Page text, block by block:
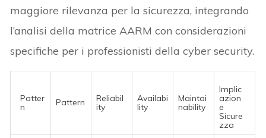
maggiore rilevanza per la sicurezza, integrando
l’analisi della matrice AARM con considerazioni
specifiche per i professionisti della cyber security.
Patter
n
Pattern
Reliabil
ity
Availabi
lity
Maintai
nability
Implic
azion
e
Sicure
zza